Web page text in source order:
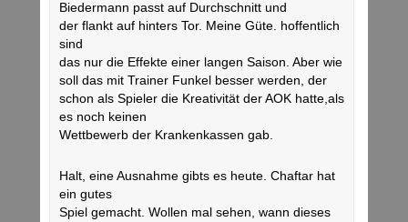
Biedermann passt auf Durchschnitt und
der flankt auf hinters Tor. Meine Güte. hoffentlich
sind
das nur die Effekte einer langen Saison. Aber wie
soll das mit Trainer Funkel besser werden, der
schon als Spieler die Kreativität der AOK hatte,als
es noch keinen
Wettbewerb der Krankenkassen gab.
Halt, eine Ausnahme gibts es heute. Chaftar hat
ein gutes
Spiel gemacht. Wollen mal sehen, wann dieses